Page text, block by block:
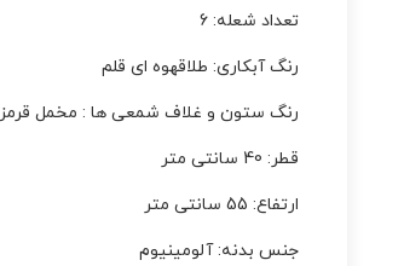
تعداد شعله: 6
رنگ آبکاری: طلاقهوه ای قلم
رنگ ستون و غلاف شمعی ها : مخمل قرمز
قطر: 40 سانتی متر
ارتفاع: 55 سانتی متر
جنس بدنه: آلومینیوم